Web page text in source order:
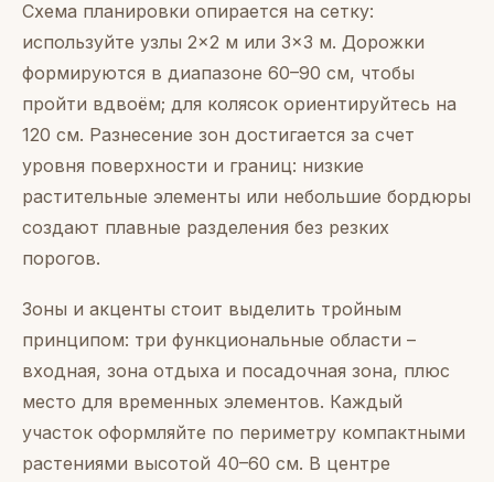
Схема планировки опирается на сетку:
используйте узлы 2×2 м или 3×3 м. Дорожки
формируются в диапазоне 60–90 см, чтобы
пройти вдвоём; для колясок ориентируйтесь на
120 см. Разнесение зон достигается за счет
уровня поверхности и границ: низкие
растительные элементы или небольшие бордюры
создают плавные разделения без резких
порогов.
Зоны и акценты стоит выделить тройным
принципом: три функциональные области –
входная, зона отдыха и посадочная зона, плюс
место для временных элементов. Каждый
участок оформляйте по периметру компактными
растениями высотой 40–60 см. В центре